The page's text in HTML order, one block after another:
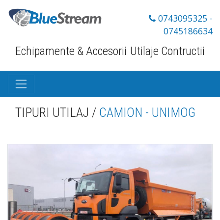
Echipamente & Accesorii Utilaje Contructii
0743095325 -
0745186634
TIPURI UTILAJ / CAMION - UNIMOG